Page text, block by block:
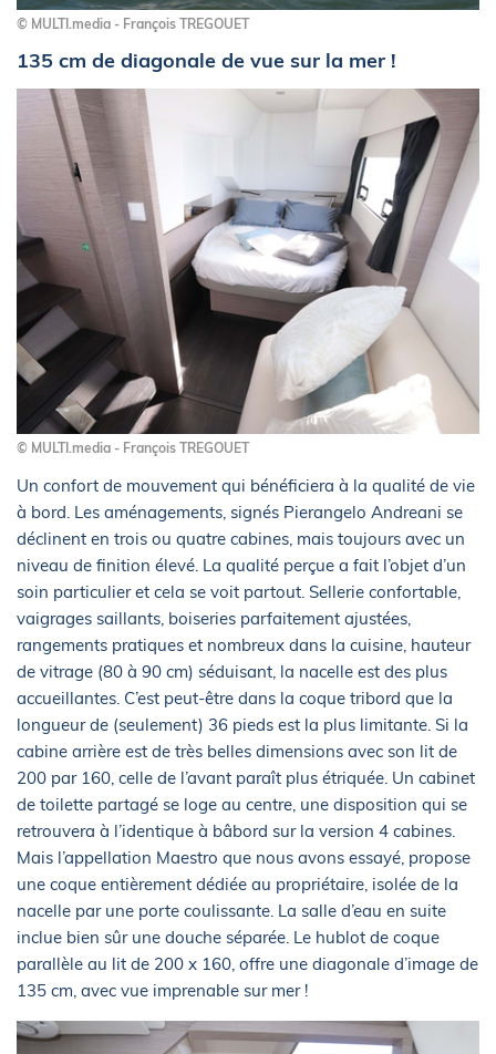
© MULTI.media - François TREGOUET
135 cm de diagonale de vue sur la mer !
© MULTI.media - François TREGOUET
Un confort de mouvement qui bénéficiera à la qualité de vie
à bord. Les aménagements, signés Pierangelo Andreani se
déclinent en trois ou quatre cabines, mais toujours avec un
niveau de finition élevé. La qualité perçue a fait l’objet d’un
soin particulier et cela se voit partout. Sellerie confortable,
vaigrages saillants, boiseries parfaitement ajustées,
rangements pratiques et nombreux dans la cuisine, hauteur
de vitrage (80 à 90 cm) séduisant, la nacelle est des plus
accueillantes. C’est peut-être dans la coque tribord que la
longueur de (seulement) 36 pieds est la plus limitante. Si la
cabine arrière est de très belles dimensions avec son lit de
200 par 160, celle de l’avant paraît plus étriquée. Un cabinet
de toilette partagé se loge au centre, une disposition qui se
retrouvera à l’identique à bâbord sur la version 4 cabines.
Mais l’appellation Maestro que nous avons essayé, propose
une coque entièrement dédiée au propriétaire, isolée de la
nacelle par une porte coulissante. La salle d’eau en suite
inclue bien sûr une douche séparée. Le hublot de coque
parallèle au lit de 200 x 160, offre une diagonale d’image de
135 cm, avec vue imprenable sur mer !